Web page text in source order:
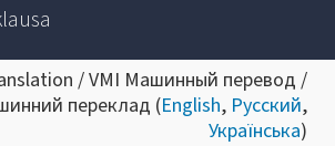
/ VMI Машинный перевод /
переклад (English, Русский,
Українська)